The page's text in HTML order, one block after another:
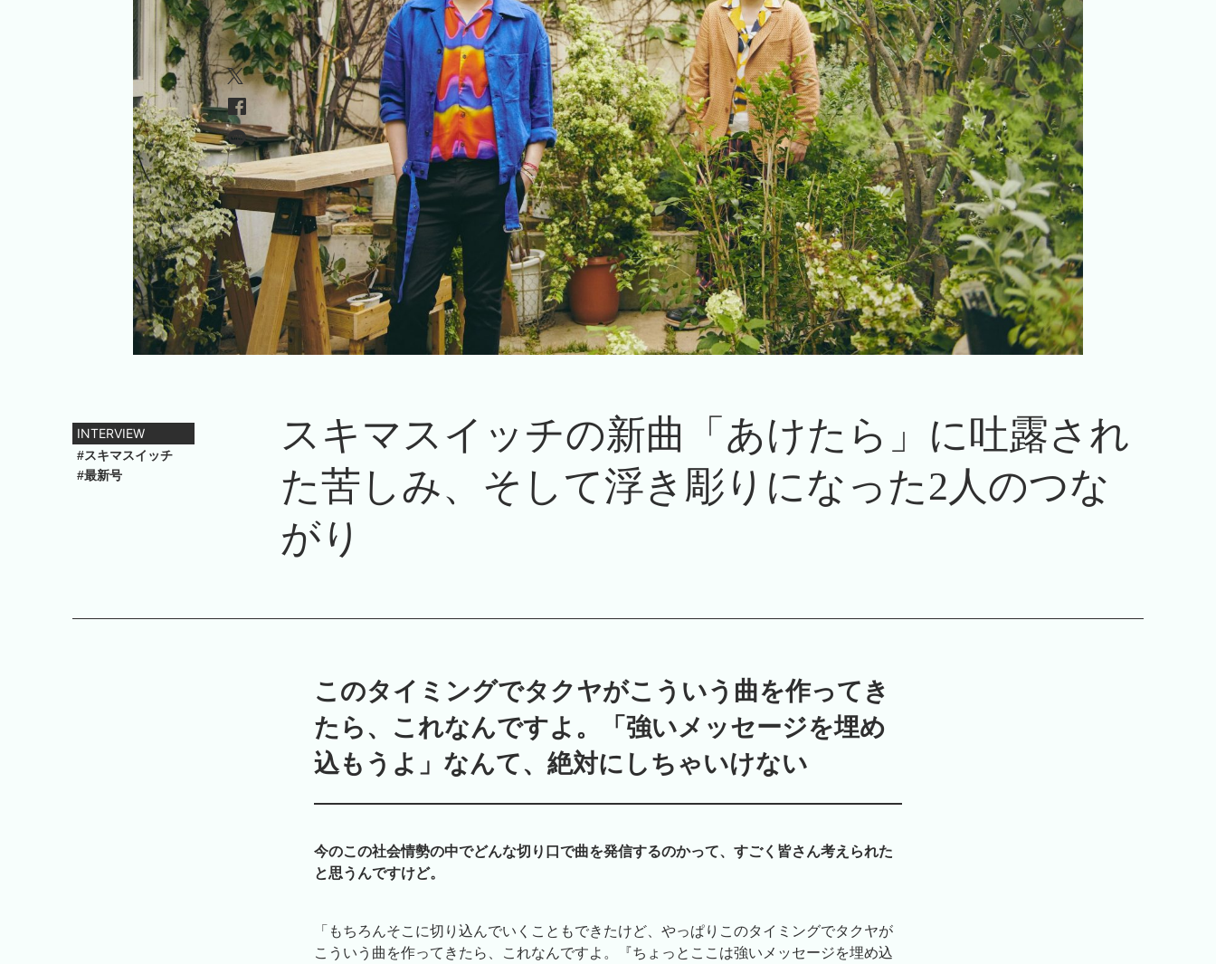
INTERVIEW
#スキマスイッチ
#最新号
スキマスイッチの新曲「あけたら」に吐露され
た苦しみ、そして浮き彫りになった2人のつな
がり
このタイミングでタクヤがこういう曲を作ってき
たら、これなんですよ。「強いメッセージを埋め
込もうよ」なんて、絶対にしちゃいけない
今のこの社会情勢の中でどんな切り口で曲を発信するのかって、すごく皆さん考えられた
と思うんですけど。
「もちろんそこに切り込んでいくこともできたけど、やっぱりこのタイミングでタクヤが
こういう曲を作ってきたら、これなんですよ。『ちょっとここは強いメッセージを埋め込